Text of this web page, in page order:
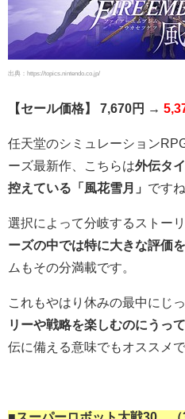
出典：https://topics.nintendo.co.jp/
【セール価格】 7,670円 →
任天堂のシミュレーション
ーズ最新作、こちらは外伝タ
控えている「風花雪月」 ですね
選択によって分岐するストー
ーズの中では特に大きな評価
ムもその分満載です。
これもやはり休みの最中にじ
リーや戦略を楽しむのにうっ
伝に備える意味でもオススメ